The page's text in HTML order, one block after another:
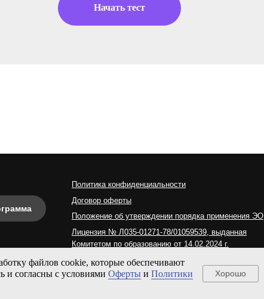
Начать тест
файлов cookie, которые обеспечивают
и согласны с условиями Оферты и Политики
Хорошо
Договор оферты
Политика конфиденциальности
Положение об утверждении порядка применения ЭО
Согласие на обработку персональных данных
Отчет о результатах самообследования
Лицензия № Л035-01271-78/01059539, выданная
Комитетом по образованию от 14.02.2024 г.